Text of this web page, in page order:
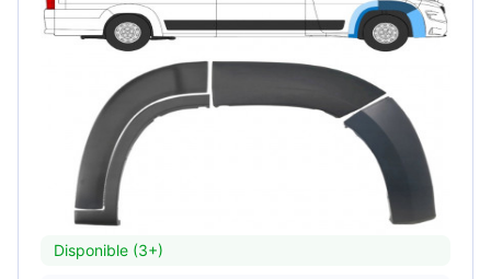
Disponible (3+)